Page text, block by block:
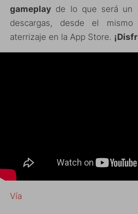
gameplay de lo que será un
descargas, desde el
aterrizaje en la App Store.
Vía